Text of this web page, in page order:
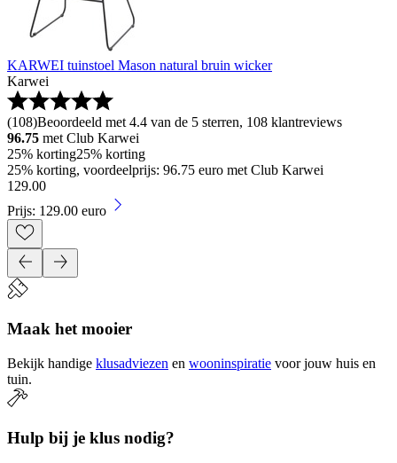
KARWEI tuinstoel Mason natural bruin wicker
Karwei
(108)Beoordeeld met 4.4 van de 5 sterren, 108 klantreviews
96.75 met Club Karwei
25% korting25% korting
25% korting, voordeelprijs: 96.75 euro met Club Karwei
129.00
Prijs: 129.00 euro
Maak het mooier
Bekijk handige klusadviezen en wooninspiratie voor jouw huis en
tuin.
Hulp bij je klus nodig?